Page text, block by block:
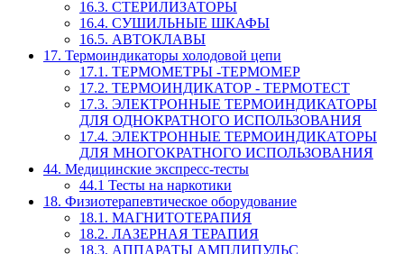
16.3. СТЕРИЛИЗАТОРЫ
16.4. СУШИЛЬНЫЕ ШКАФЫ
16.5. АВТОКЛАВЫ
17. Термоиндикаторы холодовой цепи
17.1. ТЕРМОМЕТРЫ -ТЕРМОМЕР
17.2. ТЕРМОИНДИКАТОР - ТЕРМОТЕСТ
17.3. ЭЛЕКТРОННЫЕ ТЕРМОИНДИКАТОРЫ
ДЛЯ ОДНОКРАТНОГО ИСПОЛЬЗОВАНИЯ
17.4. ЭЛЕКТРОННЫЕ ТЕРМОИНДИКАТОРЫ
ДЛЯ МНОГОКРАТНОГО ИСПОЛЬЗОВАНИЯ
44. Медицинские экспресс-тесты
44.1 Тесты на наркотики
18. Физиотерапевтическое оборудование
18.1. МАГНИТОТЕРАПИЯ
18.2. ЛАЗЕРНАЯ ТЕРАПИЯ
18.3. АППАРАТЫ АМПЛИПУЛЬС